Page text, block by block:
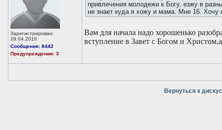
Зарегистрирован:
29.04.2016
Сообщения: 8442
Предупреждения: 3
привлечения молодежи к Богу, езжу в
не знает куда я хожу и мама. Мне 16. Хочу
Вам для начала надо хорошенько
вступление в Завет с Богом и
Вернуться к